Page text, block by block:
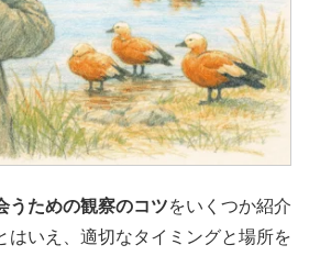
うための観察のコツをいくつか紹介
はいえ、適切なタイミングと場所を